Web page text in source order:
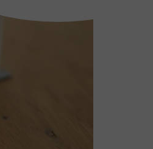
Wäldern, grünen Wiesen
ruhigen Umgebung, bietet
Hannover vereint die